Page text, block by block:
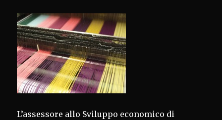
L’assessore allo Sviluppo economico di